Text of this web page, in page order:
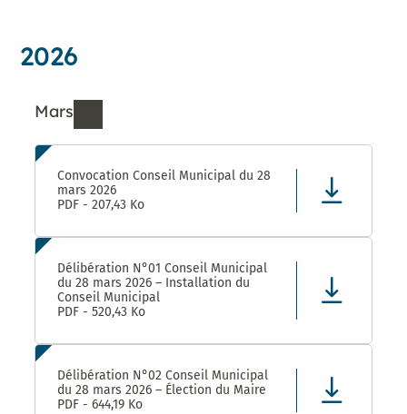
2026
Mars
Ressources de Mars 2026
Convocation Conseil Municipal du 28
mars 2026
PDF - 207,43 Ko
Délibération N°01 Conseil Municipal
du 28 mars 2026 – Installation du
Conseil Municipal
PDF - 520,43 Ko
Délibération N°02 Conseil Municipal
du 28 mars 2026 – Élection du Maire
PDF - 644,19 Ko